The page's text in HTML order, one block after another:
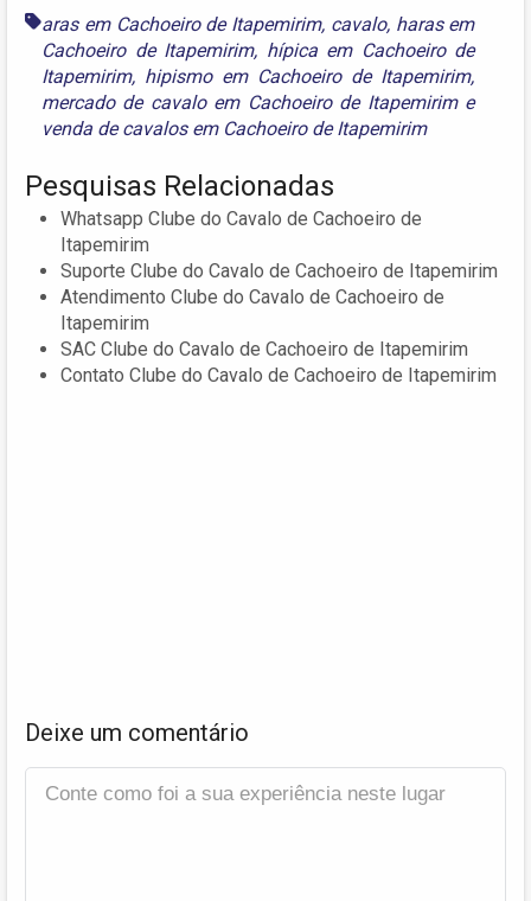
aras em Cachoeiro de Itapemirim, cavalo, haras em
Cachoeiro de Itapemirim, hípica em Cachoeiro de
Itapemirim, hipismo em Cachoeiro de Itapemirim,
mercado de cavalo em Cachoeiro de Itapemirime
venda de cavalos em Cachoeiro de Itapemirim
Pesquisas Relacionadas
Whatsapp Clube do Cavalo de Cachoeiro de
Itapemirim
Suporte Clube do Cavalo de Cachoeiro de Itapemirim
Atendimento Clube do Cavalo de Cachoeiro de
Itapemirim
SAC Clube do Cavalo de Cachoeiro de Itapemirim
Contato Clube do Cavalo de Cachoeiro de Itapemirim
Deixe um comentário